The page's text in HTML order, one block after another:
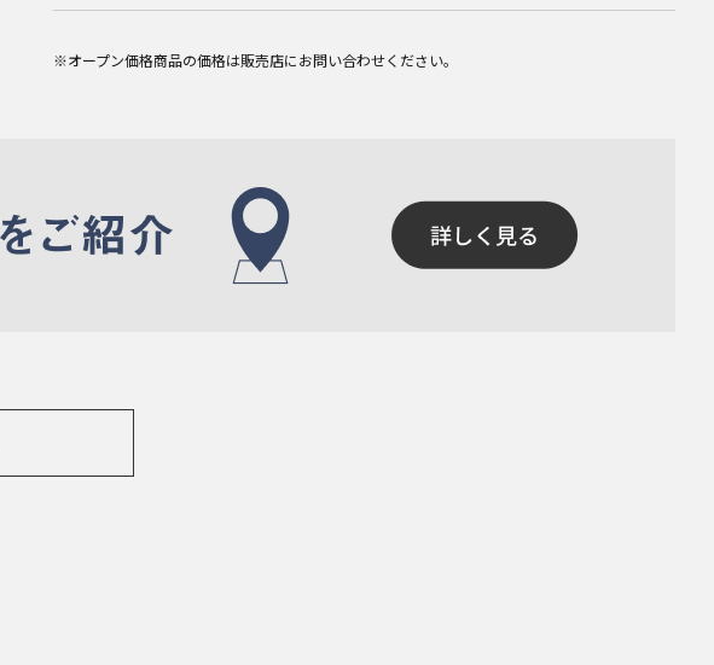
※オープン価格商品の価格は販売店にお問い合わせください。